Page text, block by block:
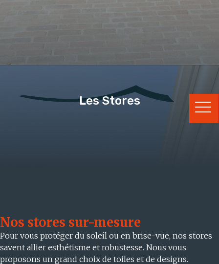
Les Stores
Nos stores sur-mesure
Pour vous protéger du soleil ou en brise-vue, nos stores
savent allier esthétisme et robustesse. Nous vous
proposons un grand choix de toiles et de designs.